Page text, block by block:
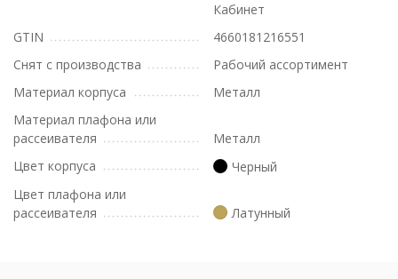
Кабинет
GTIN
4660181216551
Снят с производства
Рабочий ассортимент
Материал корпуса
Металл
Материал плафона или
рассеивателя
Металл
Цвет корпуса
Черный
Цвет плафона или
рассеивателя
Латунный